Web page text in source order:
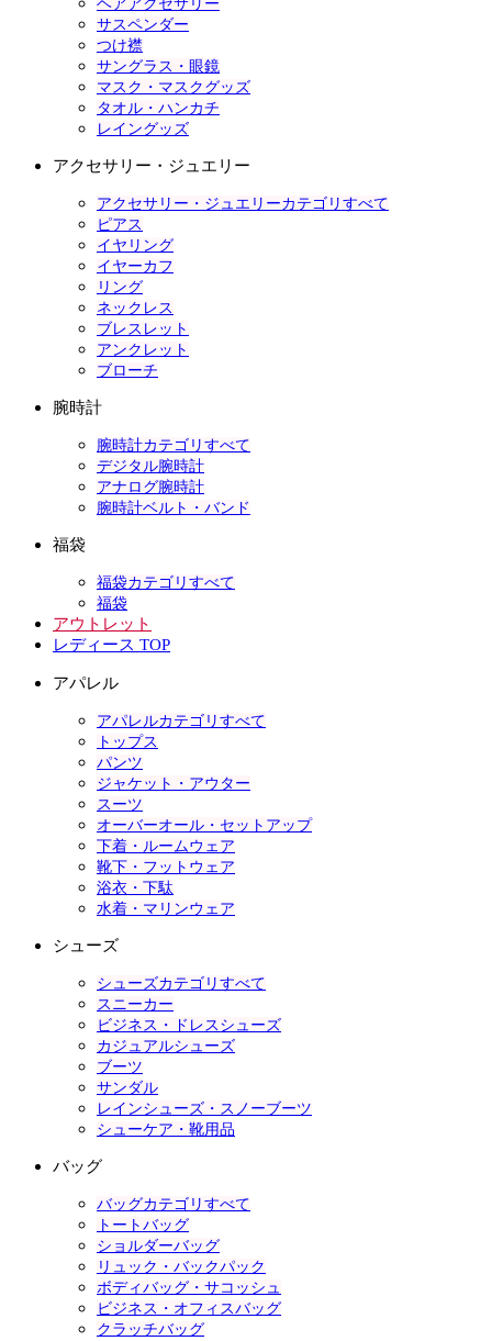
ヘアアクセサリー
サスペンダー
つけ襟
サングラス・眼鏡
マスク・マスクグッズ
タオル・ハンカチ
レイングッズ
アクセサリー・ジュエリー
アクセサリー・ジュエリーカテゴリすべて
ピアス
イヤリング
イヤーカフ
リング
ネックレス
ブレスレット
アンクレット
ブローチ
腕時計
腕時計カテゴリすべて
デジタル腕時計
アナログ腕時計
腕時計ベルト・バンド
福袋
福袋カテゴリすべて
福袋
アウトレット
レディース TOP
アパレル
アパレルカテゴリすべて
トップス
パンツ
ジャケット・アウター
スーツ
オーバーオール・セットアップ
下着・ルームウェア
靴下・フットウェア
浴衣・下駄
水着・マリンウェア
シューズ
シューズカテゴリすべて
スニーカー
ビジネス・ドレスシューズ
カジュアルシューズ
ブーツ
サンダル
レインシューズ・スノーブーツ
シューケア・靴用品
バッグ
バッグカテゴリすべて
トートバッグ
ショルダーバッグ
リュック・バックパック
ボディバッグ・サコッシュ
ビジネス・オフィスバッグ
クラッチバッグ